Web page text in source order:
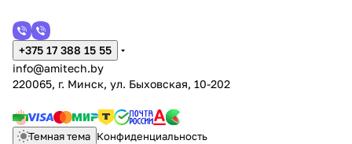
+375 17 388 15 55
info@amitech.by
220065, г. Минск, ул. Быховская, 10-202
Темная тема Конфиденциальность